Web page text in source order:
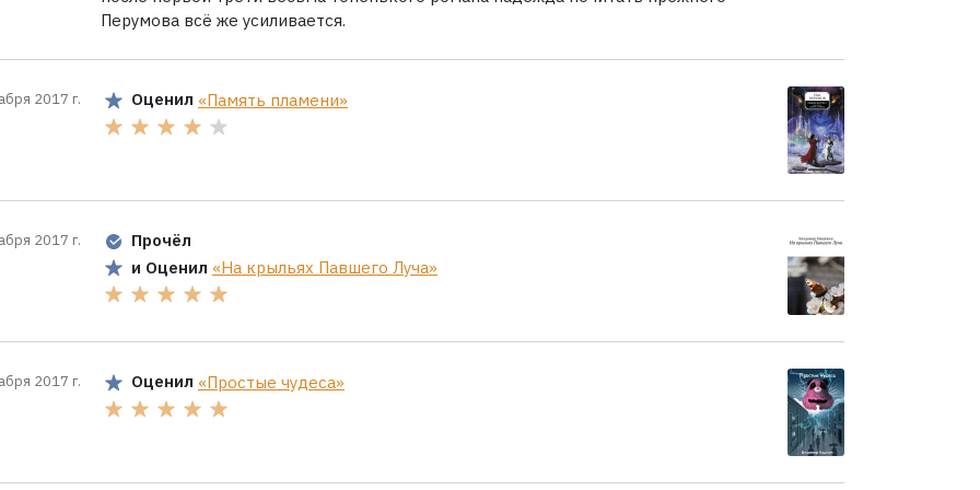
Перумова всё же усиливается.
2017 г. Оценил «Память пламени»
2017 г.
Прочёл
и Оценил «На крыльях Павшего Луча»
2017 г. Оценил «Простые чудеса»